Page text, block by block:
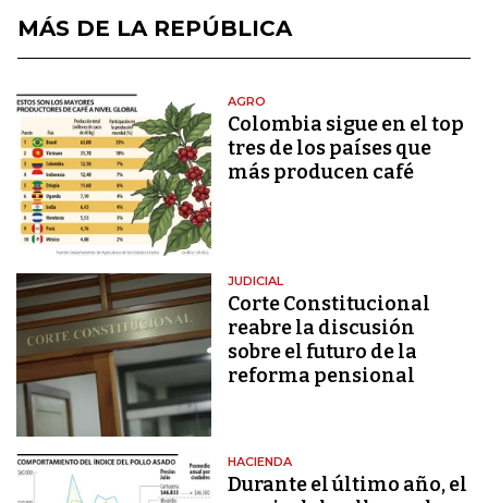
MÁS DE LA REPÚBLICA
AGRO
Colombia sigue en el top
tres de los países que
más producen café
JUDICIAL
Corte Constitucional
reabre la discusión
sobre el futuro de la
reforma pensional
HACIENDA
Durante el último año, el